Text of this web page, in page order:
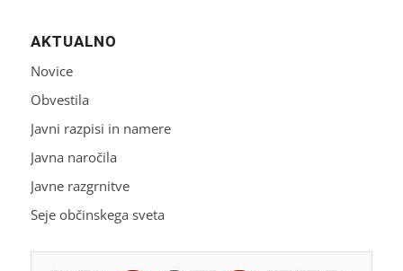
AKTUALNO
Novice
Obvestila
Javni razpisi in namere
Javna naročila
Javne razgrnitve
Seje občinskega sveta